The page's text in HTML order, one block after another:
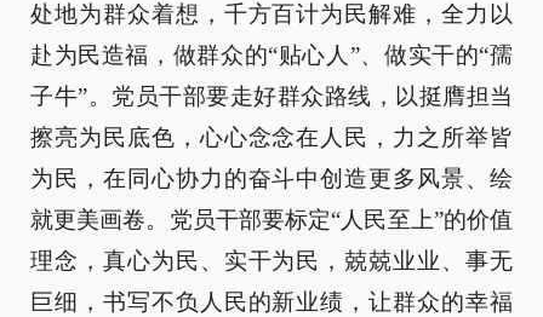
处地为群众着想，千方百计为民解难，全力以
赴为民造福，做群众的“贴心人”、做实干的“孺
子牛”。党员干部要走好群众路线，以挺膺担当
擦亮为民底色，心心念念在人民，力之所举皆
为民，在同心协力的奋斗中创造更多风景、绘
就更美画卷。党员干部要标定“人民至上”的价值
理念，真心为民、实干为民，兢兢业业、事无
巨细，书写不负人民的新业绩，让群众的幸福